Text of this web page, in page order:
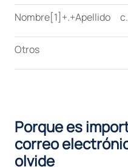
Nombre[1]+.+Apellido
Otros
Porque es
correo
olvide